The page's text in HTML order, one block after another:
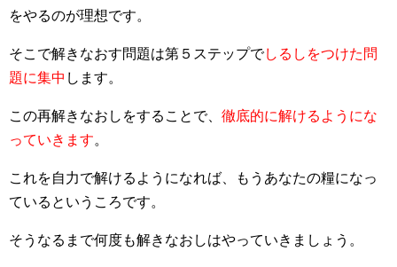
をやるのが理想です。
そこで解きなおす問題は第５ステップでしるしをつけた問
題に集中 します。
この再解きなおしをすることで、 徹底的に解けるようにな
っていきます。
これを自力で解けるようになれば、もうあなたの糧になっ
ているというころです。
そうなるまで何度も解きなおしはやっていきましょう。